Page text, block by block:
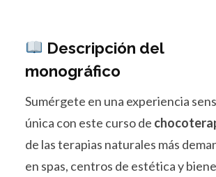
Descripción del
monográfico
Sumérgete en una experiencia
única con este curso de
de las terapias naturales más
en spas, centros de estética y